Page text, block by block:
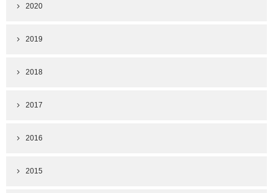
2020
2019
2018
2017
2016
2015